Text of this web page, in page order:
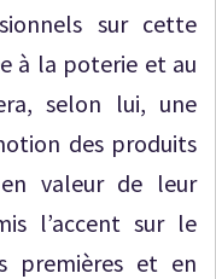
sur cette
à la poterie et au
selon lui, une
des produits
valeur de leur
l’accent sur le
premières et en